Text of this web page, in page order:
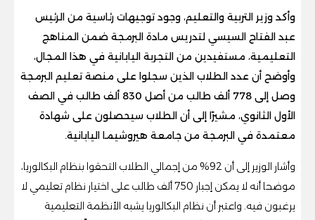
وأكد وزير التربية والتعليم، وجود توجيهات رئاسية من الرئيس
عبد الفتاح السيسي لتدريس مادة البرمجة ضمن المناهج
التعليمية، مستفيدين من التجربة اليابانية في هذا المجال،
وأوضح أن عدد الطلاب الذين سجلوا على منصة تعليم البرمجة
وصل إلى 778 ألف طالب من أصل 830 ألف طالب في الصف
الأول الثانوي، مشيرًا إلى أن الطلاب سيحصلون على شهادة
معتمدة في البرمجة من جامعة هيروشيما اليابانية.
وأشار الوزير إلى أن 92% من إجمالي الطلاب التحقوا بنظام البكالوريا،
موضحا أنه لا يمكن إجبار 750 ألف طالب على اختيار نظام تعليمي لا
يرغبون فيه. واعتبر أن نظام البكالوريا يشبه الأنظمة التعليمية